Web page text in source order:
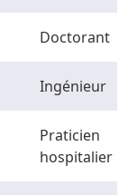
Doctorant
Ingénieur
Praticien
hospitalier